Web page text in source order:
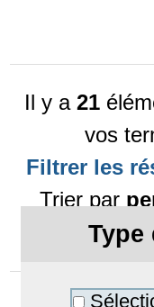
Il y a 21
vos
Filtrer les
Type
Trier par
récent en